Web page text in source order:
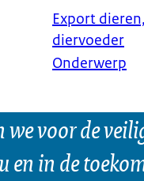
Export
diervoeder
Onderwerp
we voor de
en in de